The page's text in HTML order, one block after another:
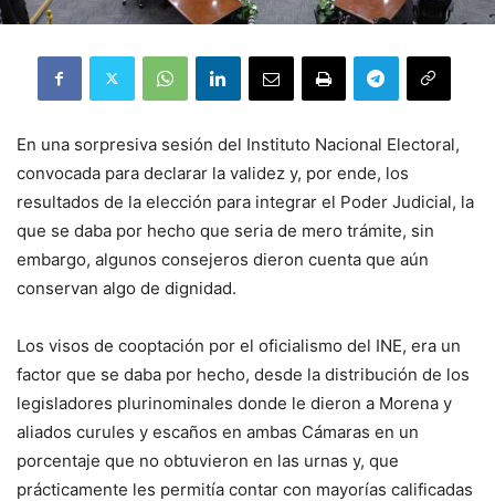
En una sorpresiva sesión del Instituto Nacional Electoral,
convocada para declarar la validez y, por ende, los
resultados de la elección para integrar el Poder Judicial, la
que se daba por hecho que seria de mero trámite, sin
embargo, algunos consejeros dieron cuenta que aún
conservan algo de dignidad.
Los visos de cooptación por el oficialismo del INE, era un
factor que se daba por hecho, desde la distribución de los
legisladores plurinominales donde le dieron a Morena y
aliados curules y escaños en ambas Cámaras en un
porcentaje que no obtuvieron en las urnas y, que
prácticamente les permitía contar con mayorías calificadas